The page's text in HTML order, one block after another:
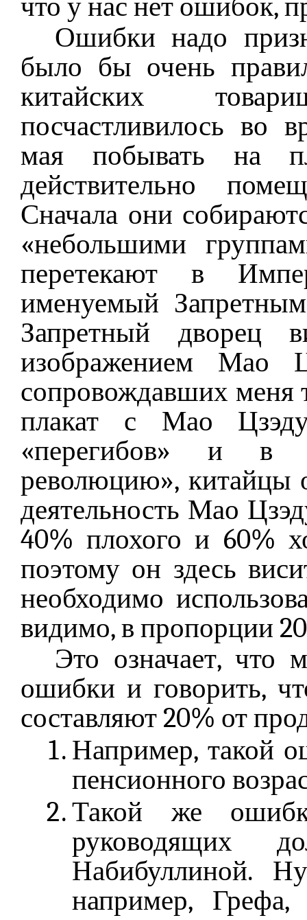
Ошибки надо
было бы очень
китайских
посчастливилось во
мая побывать на
действительно
Сначала они
«небольшими
перетекают в
именуемый
Запретный дворец
изображением Мао
сопровождавших меня
плакат с Мао
«перегибов» и в
революцию», китайцы
деятельность Мао
40% плохого и 60%
поэтому он здесь
необходимо
видимо, в пропорции
Это означает, что
ошибки и говорить,
составляют 20% от
Например, такой
пенсионного
Такой же
руководящих
Набибуллиной.
например, Грефа,